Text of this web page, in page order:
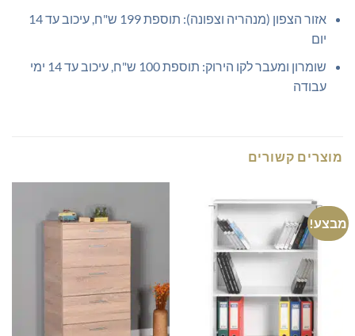
אזור הצפון (מנהריה וצפונה): תוספת 199 ש"ח, עיכוב עד 14
יום
שומרון ומעבר לקו הירוק: תוספת 100 ש"ח, עיכוב עד 14 ימי
עבודה
מוצרים קשורים
מבצע!